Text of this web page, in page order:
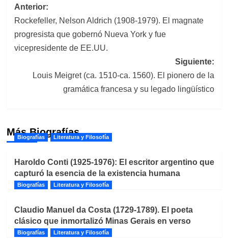
Navegación
de
entradas
Anterior:
Rockefeller, Nelson Aldrich (1908-1979). El magnate
progresista que gobernó Nueva York y fue
vicepresidente de EE.UU.
Siguiente:
Louis Meigret (ca. 1510-ca. 1560). El pionero de la
gramática francesa y su legado lingüístico
Más Biografías
Biografías Literatura y Filosofía
Haroldo Conti (1925-1976): El escritor argentino que
capturó la esencia de la existencia humana
Biografías Literatura y Filosofía
Claudio Manuel da Costa (1729-1789). El poeta
clásico que inmortalizó Minas Gerais en verso
Biografías Literatura y Filosofía